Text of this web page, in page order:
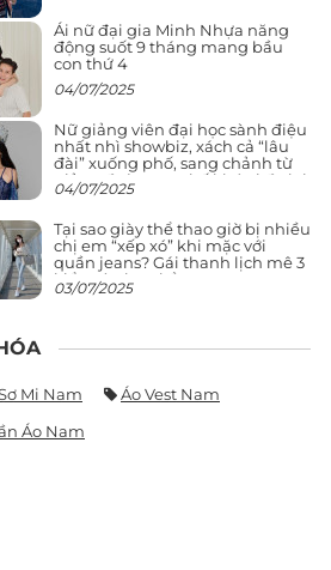
Ái nữ đại gia Minh Nhựa năng
động suốt 9 tháng mang bầu
con thứ 4
04/07/2025
Nữ giảng viên đại học sành điệu
nhất nhì showbiz, xách cả “lâu
đài” xuống phố, sang chảnh từ
giảng đường ra phố khó ai đọ lại
04/07/2025
Tại sao giày thể thao giờ bị nhiều
chị em “xếp xó” khi mặc với
quần jeans? Gái thanh lịch mê 3
kiểu này hơn hẳn
03/07/2025
Mi Nam
Áo Vest Nam
Áo Nam